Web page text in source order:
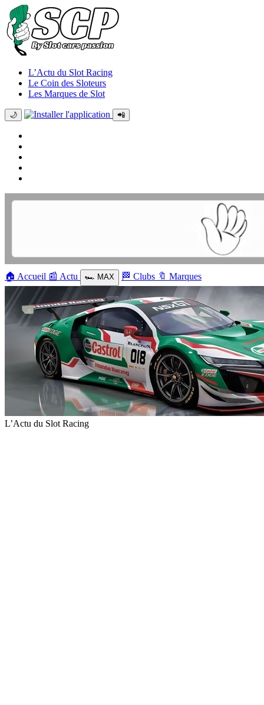
L’Actu du Slot Racing
Le Coin des Sloteurs
Les Marques de Slot
🌙 📲
🏠 Accueil 📰 Actu 🏎️ MAX 🏁 Clubs 🔖 Marques
L’Actu du Slot Racing